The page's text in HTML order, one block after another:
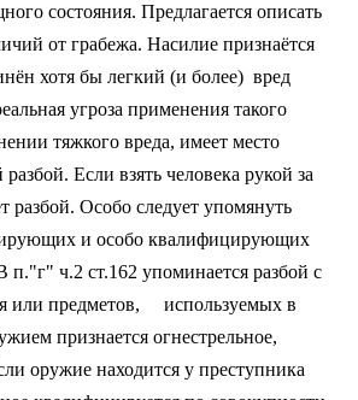
состояния. Предлагается описать
от грабежа. Насилие признаётся
хотя бы легкий (и более) вред
угроза применения такого
тяжкого вреда, имеет место
Если взять человека рукой за
разбой. Особо следует упомянуть
и особо квалифицирующих
ч.2 ст.162 упоминается разбой с
или предметов, используемых в
признается огнестрельное,
оружие находится у преступника